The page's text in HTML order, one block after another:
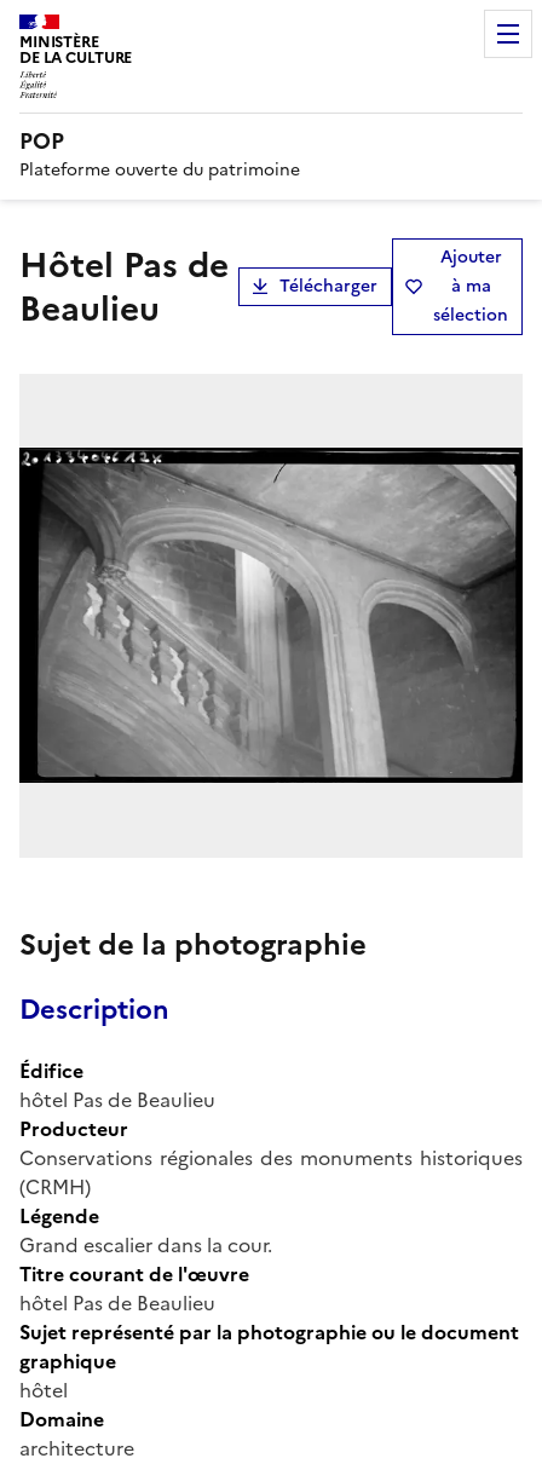
MINISTÈRE
DE LA CULTURE
POP
Plateforme ouverte du patrimoine
hôtel Pas de
Beaulieu
Télécharger
Ajouter
à ma
sélection
Sujet de la photographie
Description
Édifice
hôtel Pas de Beaulieu
Producteur
Conservations régionales des monuments historiques
(CRMH)
Légende
Grand escalier dans la cour.
Titre courant de l'œuvre
hôtel Pas de Beaulieu
Sujet représenté par la photographie ou le document
graphique
hôtel
Domaine
architecture